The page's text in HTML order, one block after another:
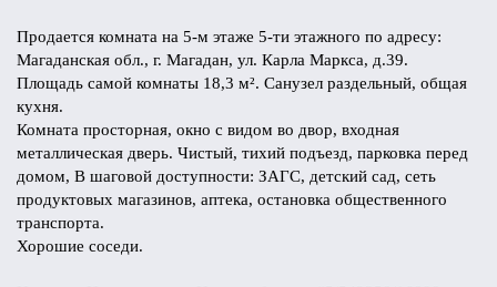
Продается комната на 5-м этаже 5-ти этажного по адресу:
Магаданская обл., г. Магадан, ул. Карла Маркса, д.39.
Площадь самой комнаты 18,3 м². Санузел раздельный, общая
кухня.
Комната просторная, окно с видом во двор, входная
металлическая дверь. Чистый, тихий подъезд, парковка перед
домом, В шаговой доступности: ЗАГС, детский сад, сеть
продуктовых магазинов, аптека, остановка общественного
транспорта.
Хорошие соседи.